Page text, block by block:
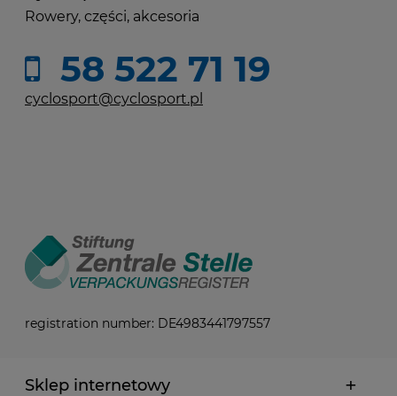
Rowery, części, akcesoria
58 522 71 19
cyclosport@cyclosport.pl
registration number: DE4983441797557
Sklep internetowy